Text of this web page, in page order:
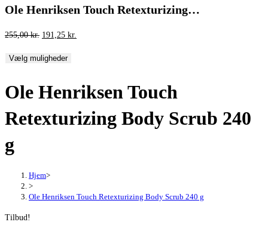
Ole Henriksen Touch Retexturizing…
255,00kr. Den
pris
255,00 kr..
191,25 kr.
191,25 kr..
Vælg muligheder
Ole Henriksen Touch
Retexturizing Body Scrub 240
g
Hjem>
>
Ole Henriksen Touch Retexturizing Body Scrub 240 g
Tilbud!